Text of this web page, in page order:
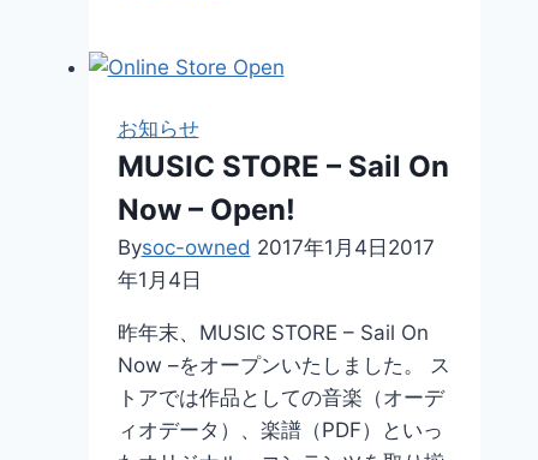
「週
早
見
表」
お知らせ
MUSIC STORE – Sail On
Now – Open!
Bysoc-owned 2017年1月4日 2017
年1月4日
昨年末、MUSIC STORE – Sail On
Now –をオープンいたしました。 ス
トアでは作品としての音楽（オーデ
ィオデータ）、楽譜（PDF）といっ